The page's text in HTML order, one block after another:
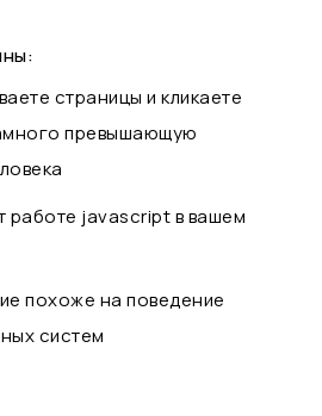
страницы и кликаете
превышающую
работе javascript в вашем
похоже на поведение
систем